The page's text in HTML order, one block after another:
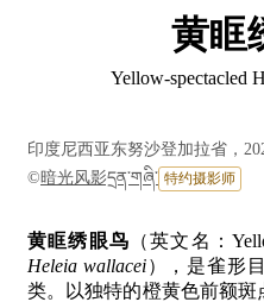
黄眶
Yellow-spectacled
印度尼西亚东努沙登加拉省，
©暗光风影དྲན་གཞི་ 特约摄影师
黄眶绣眼鸟 （英文名：
Heleia wallacei），是雀形
类。以独特的橙黄色前额斑